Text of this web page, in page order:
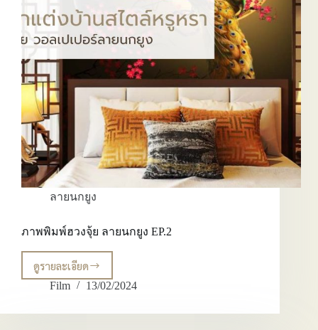
จุ้ย
ลายนกยูง
ภาพพิมพ์ฮวงจุ้ย ลายนกยูง EP.2
ดูรายละเอียด
ภาพ
พิมพ์
วง
Film 13/02/2024